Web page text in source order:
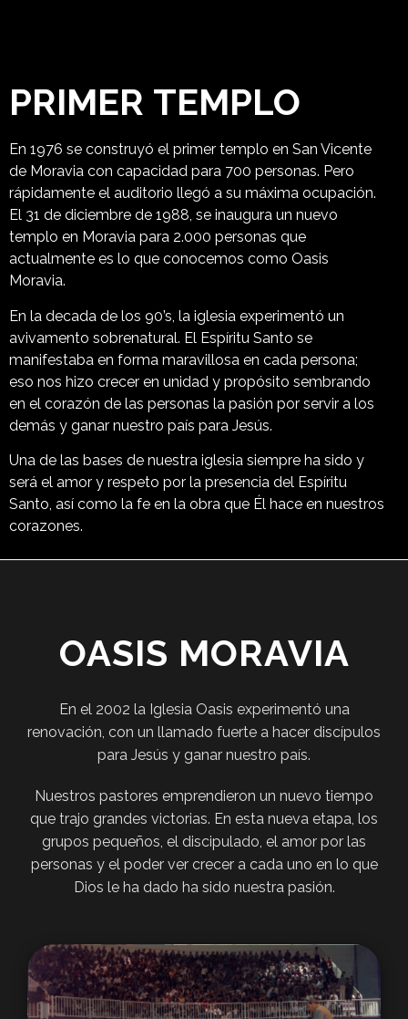
PRIMER TEMPLO
En 1976 se construyó el primer templo en San Vicente
de Moravia con capacidad para 700 personas. Pero
rápidamente el auditorio llegó a su máxima ocupación.
El 31 de diciembre de 1988, se inaugura un nuevo
templo en Moravia para 2.000 personas que
actualmente es lo que conocemos como Oasis
Moravia.
En la decada de los 90’s, la iglesia experimentó un
avivamento sobrenatural. El Espíritu Santo se
manifestaba en forma maravillosa en cada persona;
eso nos hizo crecer en unidad y propósito sembrando
en el corazón de las personas la pasión por servir a los
demás y ganar nuestro país para Jesús.
Una de las bases de nuestra iglesia siempre ha sido y
será el amor y respeto por la presencia del Espíritu
Santo, así como la fe en la obra que Él hace en nuestros
corazones.
OASIS MORAVIA
En el 2002 la Iglesia Oasis experimentó una
renovación, con un llamado fuerte a hacer discípulos
para Jesús y ganar nuestro país.
Nuestros pastores emprendieron un nuevo tiempo
que trajo grandes victorias. En esta nueva etapa, los
grupos pequeños, el discipulado, el amor por las
personas y el poder ver crecer a cada uno en lo que
Dios le ha dado ha sido nuestra pasión.